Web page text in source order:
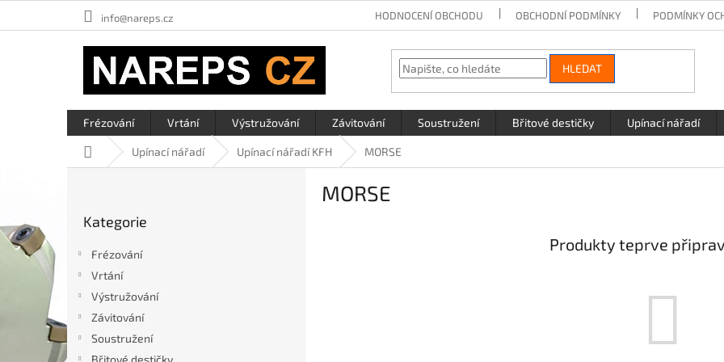
info@nareps.cz HODNOCENÍ OBCHODU OBCHODNÍ PODMÍNKY PODMÍNKY
HLEDAT
Frézování Vrtání Výstružování Závitování Soustružení Břitové destičky Upínací nářadí
Domů Upínací nářadí Upínací nářadí KFH MORSE
p
a
kategorie
Kategorie
Frézování
Vrtání
Výstružování
Závitování
Soustružení
Břitové destičky
MORSE
Produkty teprve